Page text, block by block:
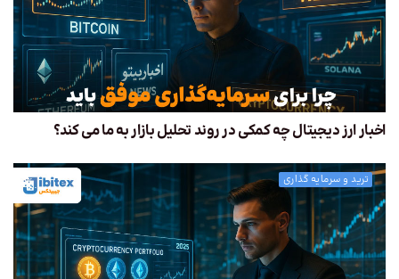
اخبار ارز دیجیتال چه کمکی در روند تحلیل بازار به ما می کند؟
ترید و سرمایه گذاری